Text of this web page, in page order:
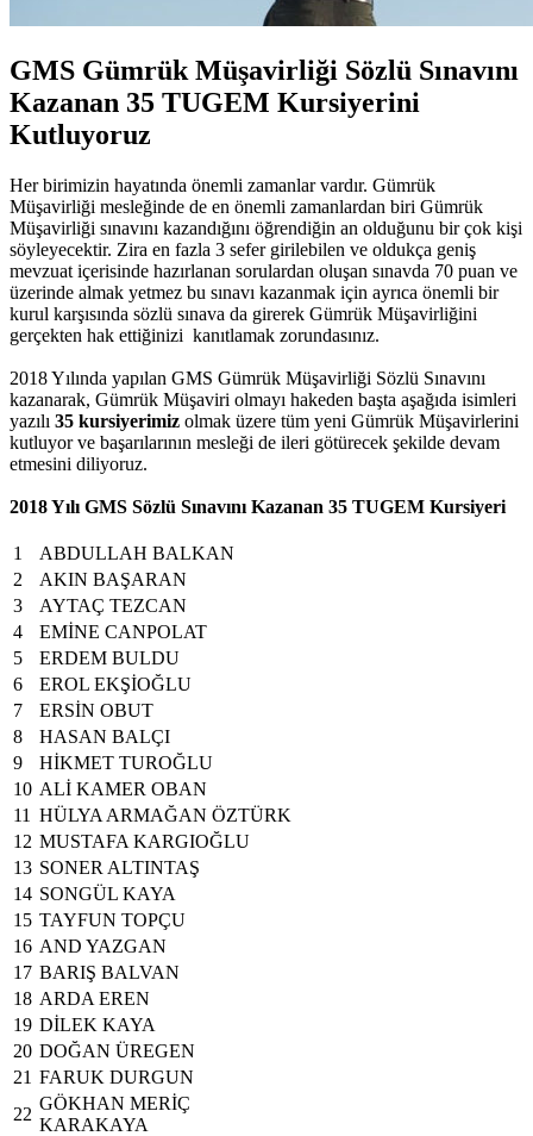
GMS Gümrük Müşavirliği Sözlü Sınavını
Kazanan 35 TUGEM Kursiyerini
Kutluyoruz
Her birimizin hayatında önemli zamanlar vardır. Gümrük
Müşavirliği mesleğinde de en önemli zamanlardan biri Gümrük
Müşavirliği sınavını kazandığını öğrendiğin an olduğunu bir çok kişi
söyleyecektir. Zira en fazla 3 sefer girilebilen ve oldukça geniş
mevzuat içerisinde hazırlanan sorulardan oluşan sınavda 70 puan ve
üzerinde almak yetmez bu sınavı kazanmak için ayrıca önemli bir
kurul karşısında sözlü sınava da girerek Gümrük Müşavirliğini
gerçekten hak ettiğinizi kanıtlamak zorundasınız.
2018 Yılında yapılan GMS Gümrük Müşavirliği Sözlü Sınavını
kazanarak, Gümrük Müşaviri olmayı hakeden başta aşağıda isimleri
yazılı 35 kursiyerimiz olmak üzere tüm yeni Gümrük Müşavirlerini
kutluyor ve başarılarının mesleği de ileri götürecek şekilde devam
etmesini diliyoruz.
2018 Yılı GMS Sözlü Sınavını Kazanan 35 TUGEM Kursiyeri
1
ABDULLAH BALKAN
2
AKIN BAŞARAN
3
AYTAÇ TEZCAN
4
EMİNE CANPOLAT
5
ERDEM BULDU
6
EROL EKŞİOĞLU
7
ERSİN OBUT
8
HASAN BALÇI
9
HİKMET TUROĞLU
10 ALİ KAMER OBAN
11 HÜLYA ARMAĞAN ÖZTÜRK
12 MUSTAFA KARGIOĞLU
13 SONER ALTINTAŞ
14 SONGÜL KAYA
15 TAYFUN TOPÇU
16 AND YAZGAN
17 BARIŞ BALVAN
18 ARDA EREN
19 DİLEK KAYA
20 DOĞAN ÜREGEN
21 FARUK DURGUN
22
GÖKHAN MERİÇ
KARAKAYA